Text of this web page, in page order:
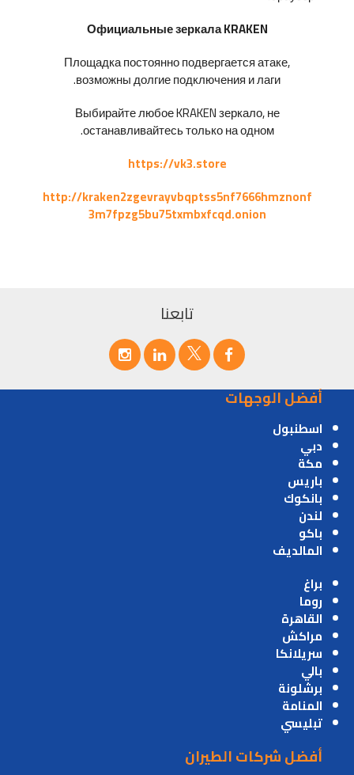
Официальные зеркала KRAKEN
Площадка постоянно подвергается атаке,
возможны долгие подключения и лаги.
Выбирайте любое KRAKEN зеркало, не
останавливайтесь только на одном.
https://vk3.store
http://kraken2zgevrayvbqptss5nf7666hmznonf
3m7fpzg5bu75txmbxfcqd.onion
تابعنا
أفضل الوجهات
اسطنبول
دبي
مكة
باريس
بانكوك
لندن
باكو
المالديف
براغ
روما
القاهرة
مراكش
سريلانكا
بالي
برشلونة
المنامة
تبليسي
أفضل شركات الطيران